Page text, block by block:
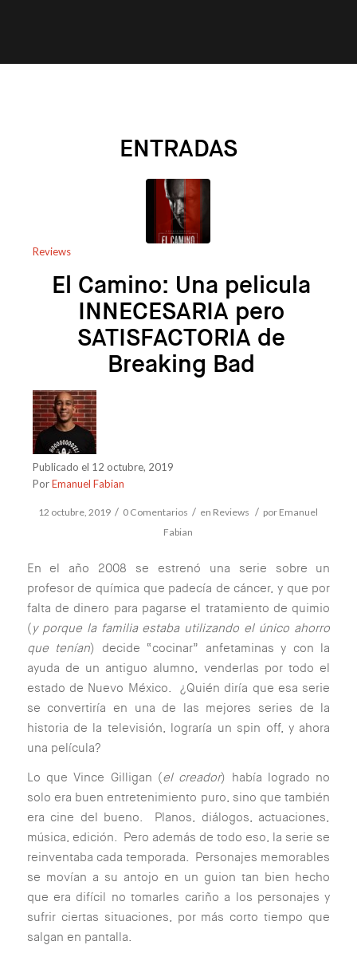
ENTRADAS
Reviews
El Camino: Una pelicula
INNECESARIA pero
SATISFACTORIA de
Breaking Bad
Publicado el 12 octubre, 2019
PorEmanuel Fabian
12 octubre, 2019 / 0 Comentarios / en Reviews / por Emanuel
Fabian
En el año 2008 se estrenó una serie sobre un
profesor de química que padecía de cáncer, y que por
falta de dinero para pagarse el tratamiento de quimio
(y porque la familia estaba utilizando el único ahorro
que tenían) decide “cocinar” anfetaminas y con la
ayuda de un antiguo alumno, venderlas por todo el
estado de Nuevo México. ¿Quién diría que esa serie
se convertiría en una de las mejores series de la
historia de la televisión, lograría un spin off, y ahora
una película?
Lo que Vince Gilligan (el creador) había logrado no
solo era buen entretenimiento puro, sino que también
era cine del bueno. Planos, diálogos, actuaciones,
música, edición. Pero además de todo eso, la serie se
reinventaba cada temporada. Personajes memorables
se movían a su antojo en un guion tan bien hecho
que era difícil no tomarles cariño a los personajes y
sufrir ciertas situaciones, por más corto tiempo que
salgan en pantalla.